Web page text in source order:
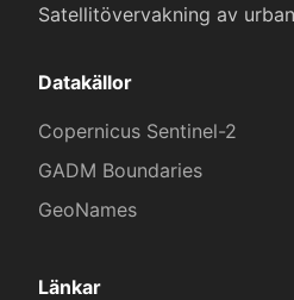
Satellitövervakning av
Datakällor
Copernicus Sentinel-2
GADM Boundaries
GeoNames
Länkar